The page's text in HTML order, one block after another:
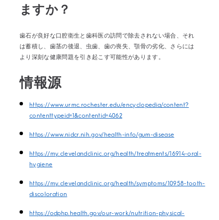
ますか？
歯石が良好な口腔衛生と歯科医の訪問で除去されない場合、それ
は蓄積し、歯茎の後退、虫歯、歯の喪失、顎骨の劣化、さらには
より深刻な健康問題を引き起こす可能性があります。
情報源
https://www.urmc.rochester.edu/encyclopedia/content?
contenttypeid=1&contentid=4062
https://www.nidcr.nih.gov/health-info/gum-disease
https://my.clevelandclinic.org/health/treatments/16914-oral-
hygiene
https://my.clevelandclinic.org/health/symptoms/10958-tooth-
discoloration
https://odphp.health.gov/our-work/nutrition-physical-